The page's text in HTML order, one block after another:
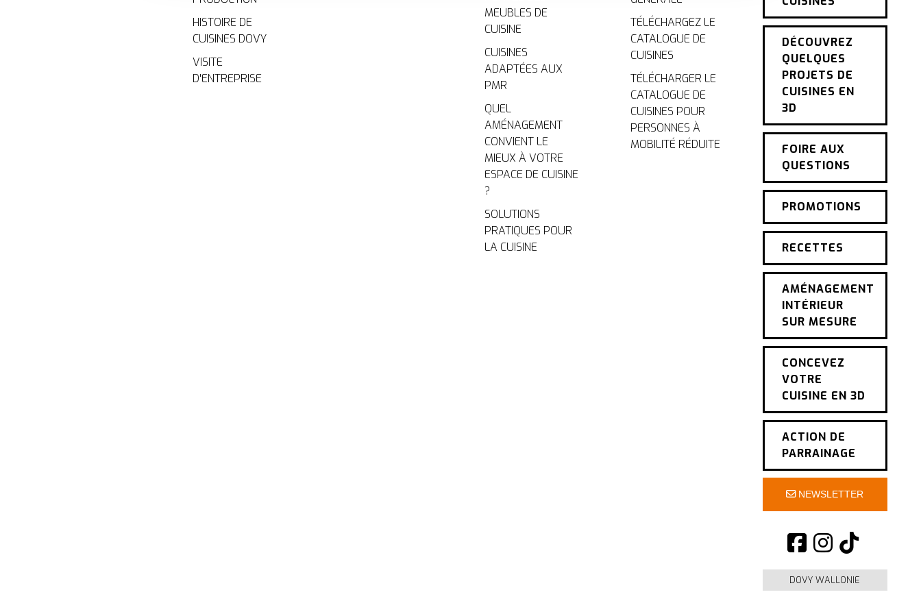
HISTOIRE DE
CUISINES DOVY
VISITE
D'ENTREPRISE
MEUBLES DE
CUISINE
CUISINES
ADAPTÉES AUX
PMR
QUEL
AMÉNAGEMENT
CONVIENT LE
MIEUX À VOTRE
ESPACE DE CUISINE
?
SOLUTIONS
PRATIQUES POUR
LA CUISINE
TÉLÉCHARGEZ LE
CATALOGUE DE
CUISINES
TÉLÉCHARGER LE
CATALOGUE DE
CUISINES POUR
PERSONNES À
MOBILITÉ RÉDUITE
DÉCOUVREZ
QUELQUES
PROJETS DE
CUISINES EN
3D
FOIRE AUX
QUESTIONS
PROMOTIONS
RECETTES
AMÉNAGEMENT
INTÉRIEUR
SUR MESURE
CONCEVEZ
VOTRE
CUISINE EN 3D
ACTION DE
PARRAINAGE
NEWSLETTER
DOVY WALLONIE